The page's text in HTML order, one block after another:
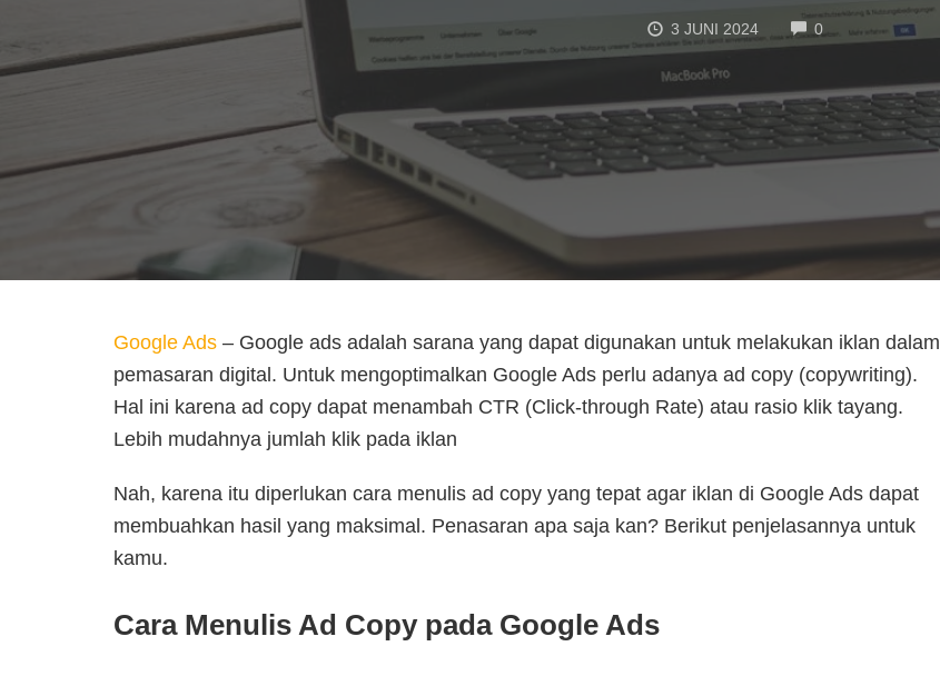
3 JUNI 2024 0COMMENTS
Google Ads – Google ads adalah sarana yang dapat digunakan untuk melakukan iklan dalam
pemasaran digital. Untuk mengoptimalkan Google Ads perlu adanya ad copy (copywriting).
Hal ini karena ad copy dapat menambah CTR (Click-through Rate) atau rasio klik tayang.
Lebih mudahnya jumlah klik pada iklan
Nah, karena itu diperlukan cara menulis ad copy yang tepat agar iklan di Google Ads dapat
membuahkan hasil yang maksimal. Penasaran apa saja kan? Berikut penjelasannya untuk
kamu.
Cara Menulis Ad Copy pada Google Ads